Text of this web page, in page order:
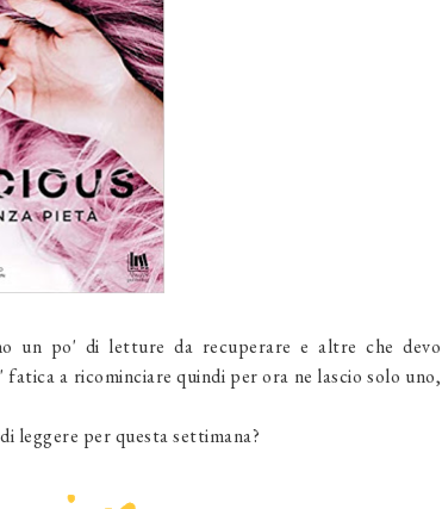
un po' di letture da recuperare e altre che devo
a ricominciare quindi per ora ne lascio solo uno,
leggere per questa settimana?